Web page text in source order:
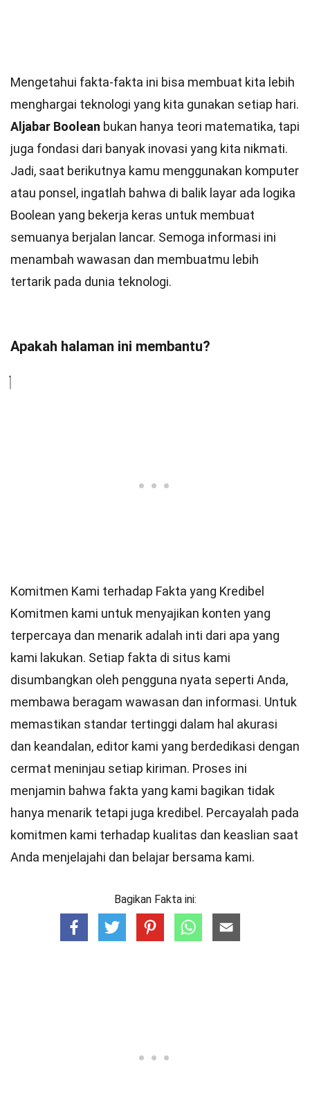
Mengetahui fakta-fakta ini bisa membuat kita lebih
menghargai teknologi yang kita gunakan setiap hari.
Aljabar Boolean bukan hanya teori matematika, tapi
juga fondasi dari banyak inovasi yang kita nikmati.
Jadi, saat berikutnya kamu menggunakan komputer
atau ponsel, ingatlah bahwa di balik layar ada logika
Boolean yang bekerja keras untuk membuat
semuanya berjalan lancar. Semoga informasi ini
menambah wawasan dan membuatmu lebih
tertarik pada dunia teknologi.
Apakah halaman ini membantu?
Komitmen Kami terhadap Fakta yang Kredibel
Komitmen kami untuk menyajikan konten yang
terpercaya dan menarik adalah inti dari apa yang
kami lakukan. Setiap fakta di situs kami
disumbangkan oleh pengguna nyata seperti Anda,
membawa beragam wawasan dan informasi. Untuk
memastikan standar tertinggi dalam hal akurasi
dan keandalan, editor kami yang berdedikasi dengan
cermat meninjau setiap kiriman. Proses ini
menjamin bahwa fakta yang kami bagikan tidak
hanya menarik tetapi juga kredibel. Percayalah pada
komitmen kami terhadap kualitas dan keaslian saat
Anda menjelajahi dan belajar bersama kami.
Bagikan Fakta ini: